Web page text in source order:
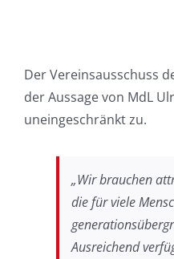
Der Vereinsausschuss
der Aussage von MdL
uneingeschränkt zu.
„Wir brauchen
die für viele
Ausreichend